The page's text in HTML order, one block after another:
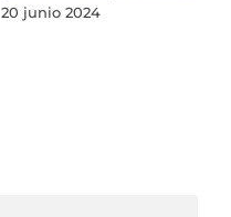
20 junio 2024